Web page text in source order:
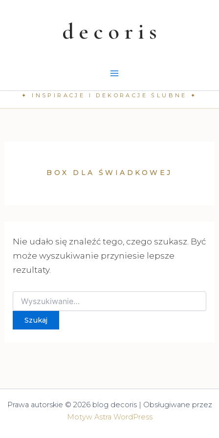
BOX DLA ŚWIADKOWEJ
Nie udało się znaleźć tego, czego szukasz. Być
może wyszukiwanie przyniesie lepsze
rezultaty.
Szukaj
dla:
Prawa autorskie © 2026 blog decoris | Obsługiwane przez
Motyw Astra WordPress